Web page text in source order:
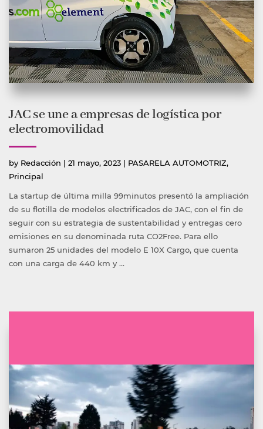
JAC se une a empresas de logística por
electromovilidad
by Publicado
por
Redacción | 21 mayo, 2023 | Publicada
PASARELA AUTOMOTRIZ,
Principal
La startup de última milla 99minutos presentó la ampliación
de su flotilla de modelos electrificados de JAC, con el fin de
seguir con su estrategia de sustentabilidad y entregas cero
emisiones en su denominada ruta CO2Free. Para ello
sumaron 25 unidades del modelo E 10X Cargo, que cuenta
con una carga de 440 km y …